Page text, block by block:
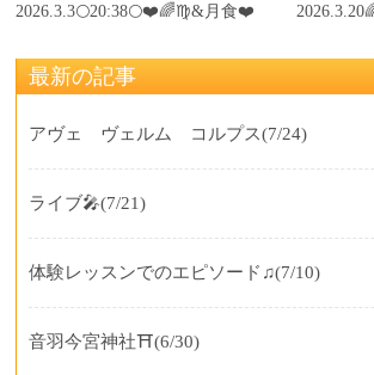
2026.3.3🌕20:38🌕❤️🌈♍️&月食❤️
最新の記事
アヴェ ヴェルム コルプス(7/24)
ライブ🎤(7/21)
体験レッスンでのエピソード♫(7/10)
音羽今宮神社⛩️(6/30)